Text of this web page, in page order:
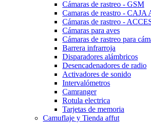
Cámaras de rastreo - GSM
Camaras de reastro -
Cámaras de rastreo -
Cámaras para aves
Cámaras de rastreo para
Barrera infrarroja
Disparadores alámbricos
Desencadenadores de radio
Activadores de sonido
Intervalómetros
Camranger
Rotula electrica
Tarjetas de memoria
Camuflaje y Tienda affut